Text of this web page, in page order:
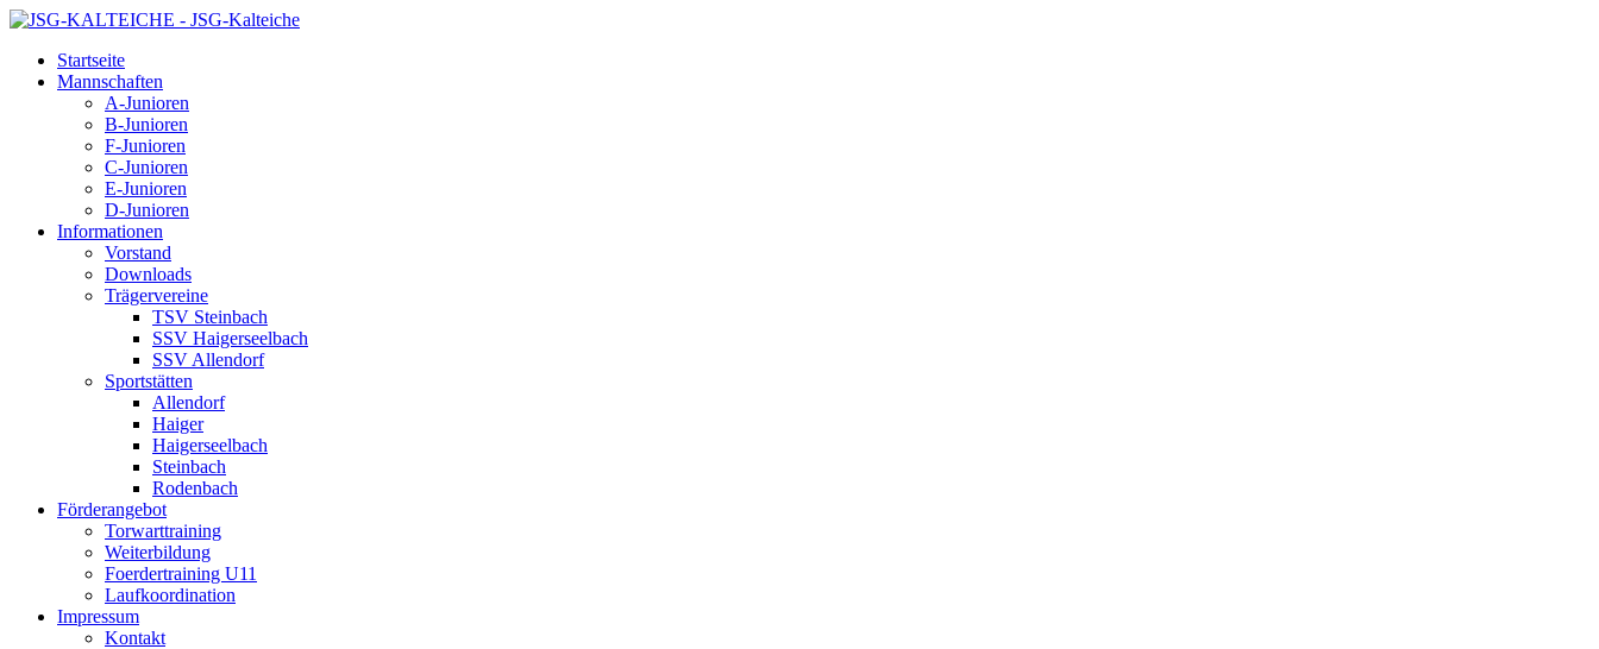
Startseite
Mannschaften
A-Junioren
B-Junioren
F-Junioren
C-Junioren
E-Junioren
D-Junioren
Informationen
Vorstand
Downloads
Trägervereine
TSV Steinbach
SSV Haigerseelbach
SSV Allendorf
Sportstätten
Allendorf
Haiger
Haigerseelbach
Steinbach
Rodenbach
Förderangebot
Torwarttraining
Weiterbildung
Foerdertraining U11
Laufkoordination
Impressum
Kontakt